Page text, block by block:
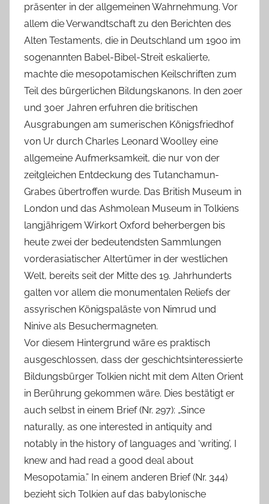
präsenter in der allgemeinen Wahrnehmung. Vor
allem die Verwandtschaft zu den Berichten des
Alten Testaments, die in Deutschland um 1900 im
sogenannten Babel-Bibel-Streit eskalierte,
machte die mesopotamischen Keilschriften zum
Teil des bürgerlichen Bildungskanons. In den 20er
und 30er Jahren erfuhren die britischen
Ausgrabungen am sumerischen Königsfriedhof
von Ur durch Charles Leonard Woolley eine
allgemeine Aufmerksamkeit, die nur von der
zeitgleichen Entdeckung des Tutanchamun-
Grabes übertroffen wurde. Das British Museum in
London und das Ashmolean Museum in Tolkiens
langjährigem Wirkort Oxford beherbergen bis
heute zwei der bedeutendsten Sammlungen
vorderasiatischer Altertümer in der westlichen
Welt, bereits seit der Mitte des 19. Jahrhunderts
galten vor allem die monumentalen Reliefs der
assyrischen Königspaläste von Nimrud und
Ninive als Besuchermagneten.
Vor diesem Hintergrund wäre es praktisch
ausgeschlossen, dass der geschichtsinteressierte
Bildungsbürger Tolkien nicht mit dem Alten Orient
in Berührung gekommen wäre. Dies bestätigt er
auch selbst in einem Brief (Nr. 297): „Since
naturally, as one interested in antiquity and
notably in the history of languages and ‘writing’, I
knew and had read a good deal about
Mesopotamia.” In einem anderen Brief (Nr. 344)
bezieht sich Tolkien auf das babylonische